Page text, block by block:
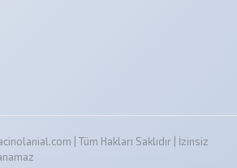
| Tüm Hakları Saklıdır | İzinsiz